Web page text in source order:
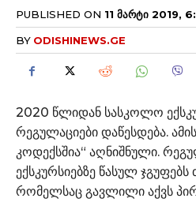
PUBLISHED ON 11 ᲛᲐᲠᲢᲘ 2019,
BY ODISHINEWS.GE
2020 წლიდან სასკოლო
რეგულაციები დაწესდება. ამის
კოდექსშია“ აღნიშნული.
ექსკურსიებზე წასულ
რომელსაც გავლილი აქვს